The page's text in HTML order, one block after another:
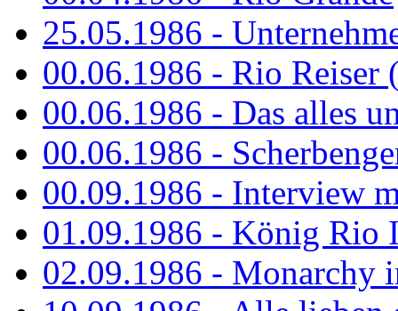
25.05.1986 -
00.06.1986 - Rio Reiser
00.06.1986 - Das alles
00.06.1986 -
00.09.1986 - Interview
01.09.1986 - König Rio
02.09.1986 - Monarchy